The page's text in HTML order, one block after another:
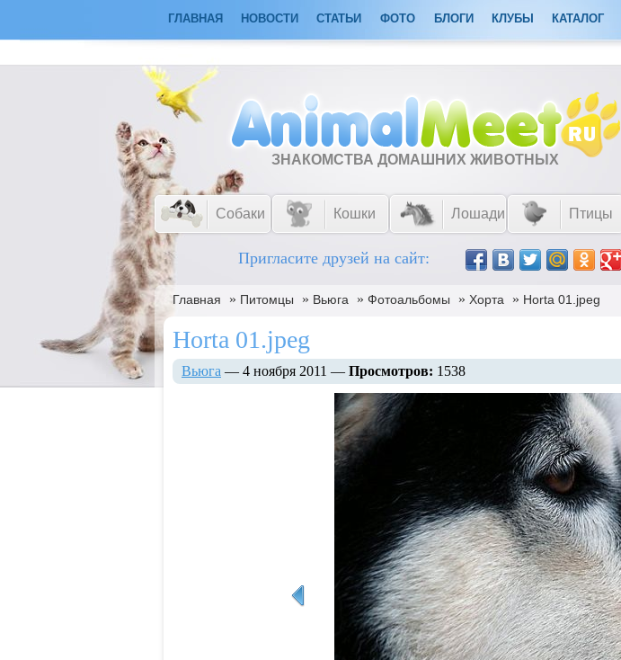
ГЛАВНАЯ НОВОСТИ СТАТЬИ ФОТО БЛОГИ КЛУБЫ КАТАЛОГ
ЗНАКОМСТВА ДОМАШНИХ ЖИВОТНЫХ
Собаки Кошки Лошади Птицы
Пригласите друзей на сайт:
Главная » Питомцы » Вьюга » Фотоальбомы » Хорта » Horta 01.jpeg
Horta 01.jpeg
Вьюга — 4 ноября 2011 — Просмотров: 1538